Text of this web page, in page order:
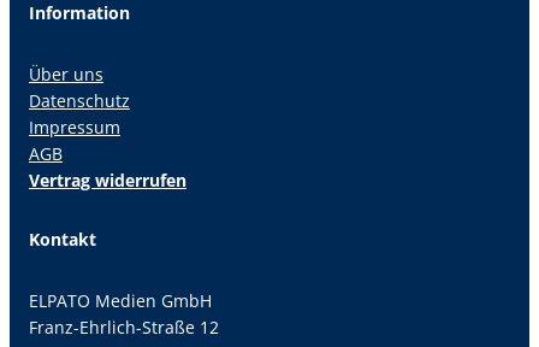
Information
Über uns
Datenschutz
Impressum
AGB
Vertrag widerrufen
Kontakt
ELPATO Medien GmbH
Franz-Ehrlich-Straße 12